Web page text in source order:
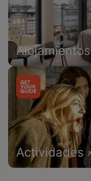
Alojamientos
Actividades